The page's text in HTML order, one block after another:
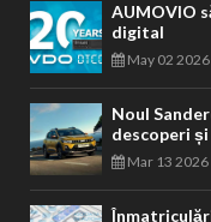
AUMOVIO
digital
May 02 2026
Noul
descoperi
Mar 13 2026